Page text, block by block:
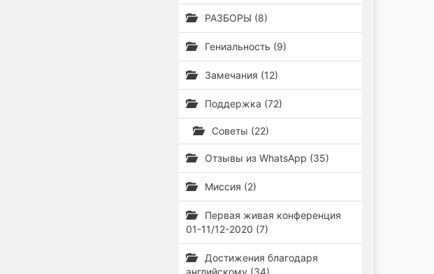
РАЗБОРЫ (8)
Гениальность (9)
Замечания (12)
Поддержка (72)
Советы (22)
Отзывы из WhatsApp (35)
Миссия (2)
Первая живая конференция
01-11/12-2020 (7)
Достижения благодаря
английскому (34)